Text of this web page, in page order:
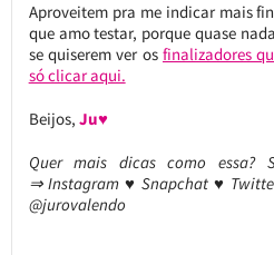
Aproveitem pra me indicar mais
que amo testar, porque quase
se quiserem ver os finalizadores
só clicar aqui.
Beijos, Ju♥
Quer mais dicas como essa?
⇒ Instagram ♥ Snapchat ♥
@jurovalendo